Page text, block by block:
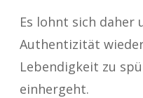
Es lohnt sich daher
Authentizität
Lebendigkeit zu
einhergeht.